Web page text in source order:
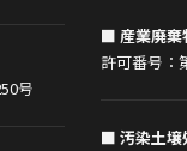
号
■ 産業廃棄
許可番号：
■ 汚染土壌